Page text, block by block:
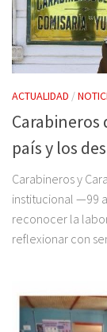
ACTUALIDAD /
Carabineros
país y los
Carabineros y
institucional —99
reconocer la
reflexionar con